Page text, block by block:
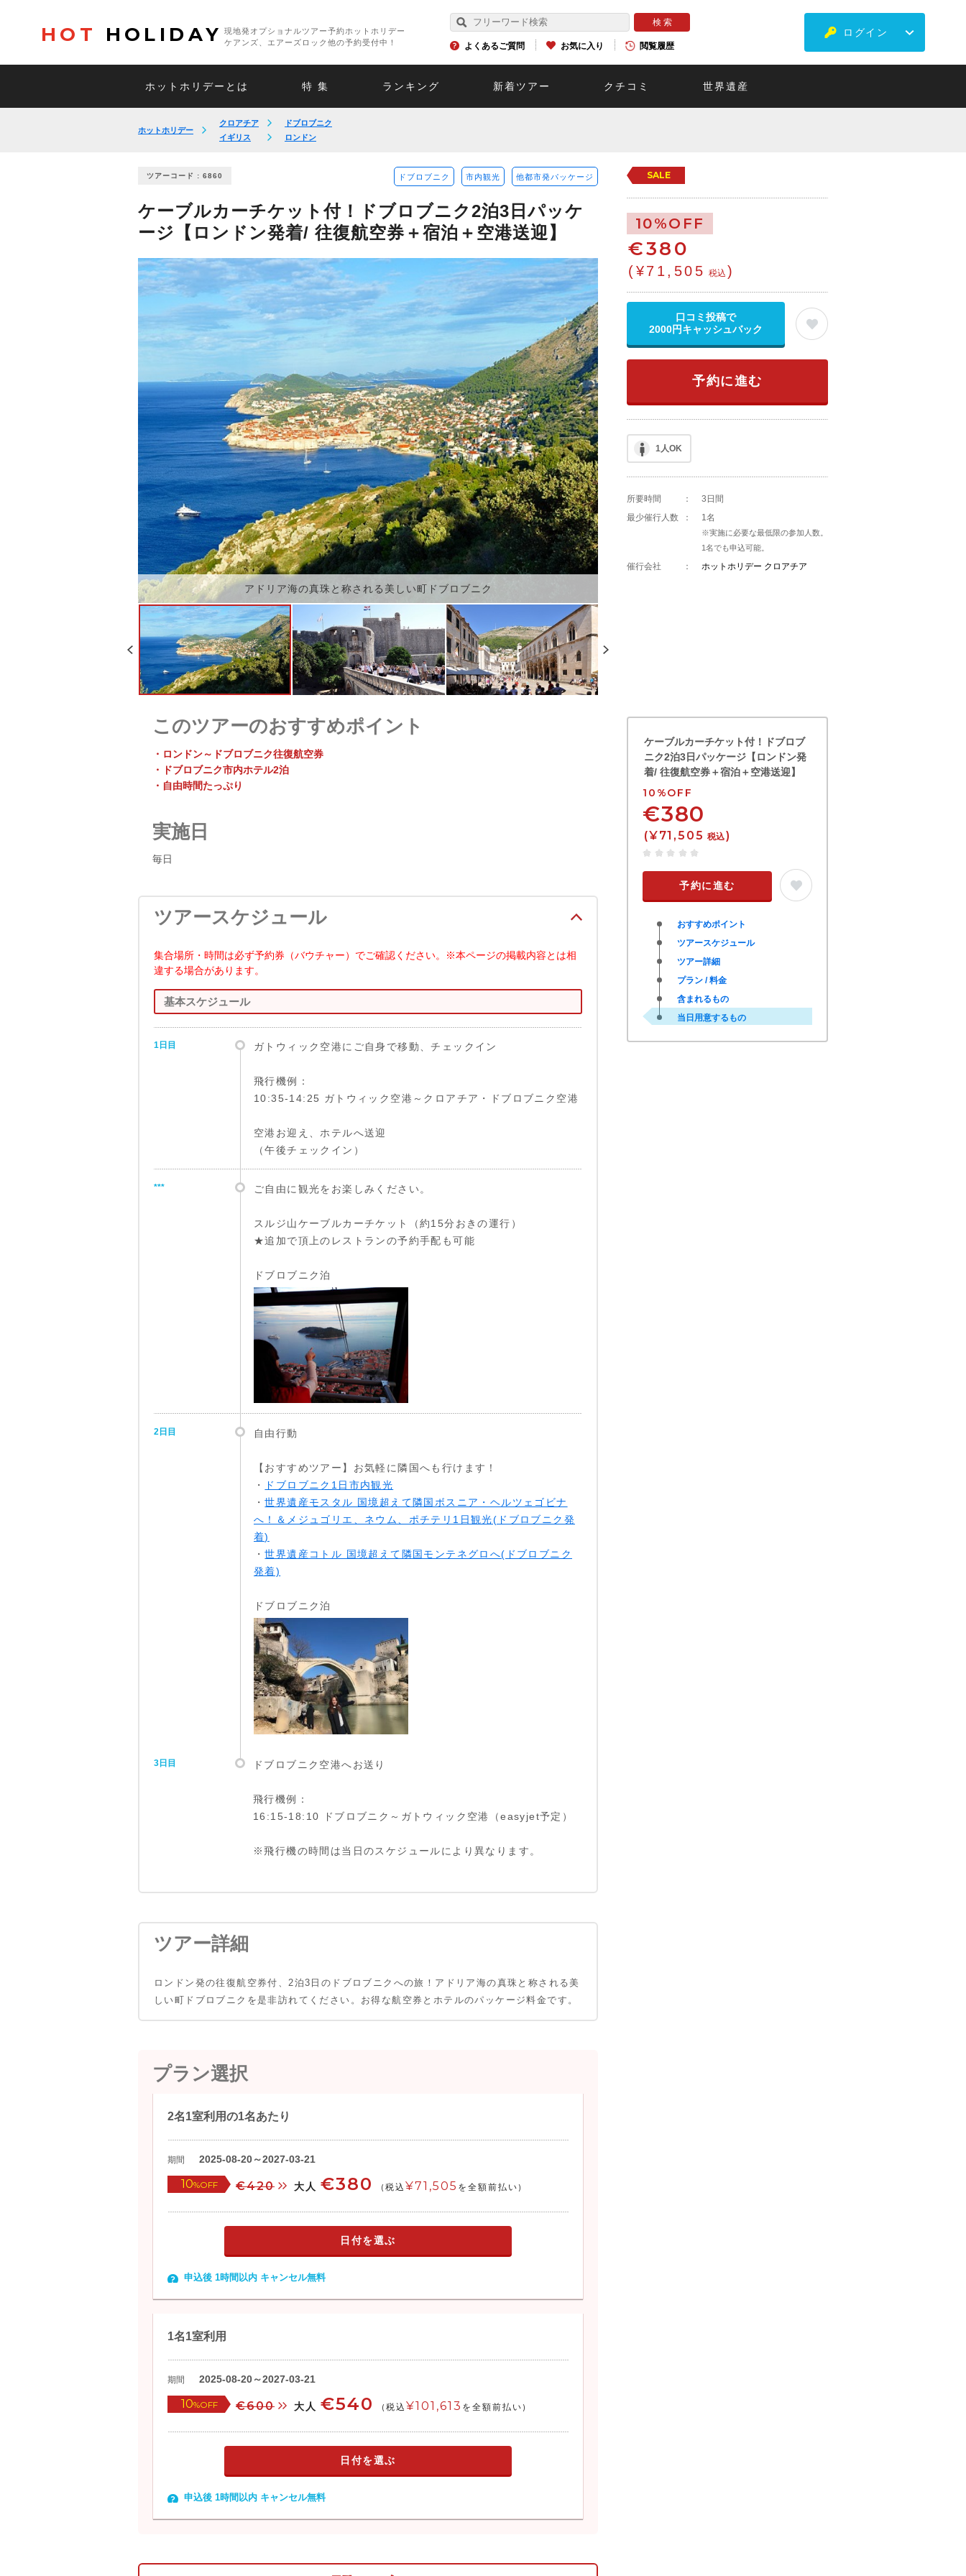
HOT HOLIDAY
現地発オプショナルツアー予約ホットホリデー
ケアンズ、エアーズロック他の予約受付中！
よくあるご質問 お気に入り 閲覧履歴
ログイン
ホットホリデーとは 特 集 ランキング 新着ツアー クチコミ 世界遺産
ホットホリデー
クロアチア
イギリス
ドブロブニク
ロンドン
ツアーコード : 6860 ドブロブニク 市内観光 他都市発パッケージ
ケーブルカーチケット付！ドブロブニク2泊3日パッケ
ージ【ロンドン発着/ 往復航空券＋宿泊＋空港送迎】
アドリア海の真珠と称される美しい町ドブロブニク
SALE
10%OFF
€380
(¥71,505 税込 )
口コミ投稿で
2000円キャッシュバック
予約に進む
1人OK
所要時間 ：
3日間
最少催行人数
： 1名
※実施に必要な最低限の参加人数。
1名でも申込可能。
催行会社 ： ホットホリデー クロアチア
このツアーのおすすめポイント
・ロンドン～ドブロブニク往復航空券
・ドブロブニク市内ホテル2泊
・自由時間たっぷり
実施日
毎日
ツアースケジュール
集合場所・時間は必ず予約券（バウチャー）でご確認ください。※本ページの掲載内容とは相
違する場合があります。
基本スケジュール
1日目 ガトウィック空港にご自身で移動、チェックイン
飛行機例：
10:35-14:25 ガトウィック空港～クロアチア・ドブロブニク空港
空港お迎え、ホテルへ送迎
（午後チェックイン）
*** ご自由に観光をお楽しみください。
スルジ山ケーブルカーチケット（約15分おきの運行）
★追加で頂上のレストランの予約手配も可能
ドブロブニク泊
2日目 自由行動
【おすすめツアー】お気軽に隣国へも行けます！
・
ドブロブニク1日市内観光
・世界遺産モスタル 国境超えて隣国ボスニア・ヘルツェゴビナ
へ！＆メジュゴリエ、ネウム、ポチテリ1日観光(ドブロブニク発
着)
・世界遺産コトル 国境超えて隣国モンテネグロへ(ドブロブニク
発着)
ドブロブニク泊
3日目 ドブロブニク空港へお送り
飛行機例：
16:15-18:10 ドブロブニク～ガトウィック空港（easyjet予定）
※飛行機の時間は当日のスケジュールにより異なります。
ツアー詳細
ロンドン発の往復航空券付、2泊3日のドブロブニクへの旅！アドリア海の真珠と称される美
しい町ドブロブニクを是非訪れてください。お得な航空券とホテルのパッケージ料金です。
プラン選択
2名1室利用の1名あたり
期間 2025-08-20～2027-03-21
10%OFF €420 大人 €380 (税込 ¥71,505 を全額前払い)
日付を選ぶ
申込後 1時間以内 キャンセル無料
1名1室利用
期間 2025-08-20～2027-03-21
10%OFF €600 大人 €540 (税込 ¥101,613 を全額前払い)
日付を選ぶ
申込後 1時間以内 キャンセル無料
ケーブルカーチケット付！ドブロブ
ニク2泊3日パッケージ【ロンドン発
着/ 往復航空券＋宿泊＋空港送迎】
10%OFF
€380
(¥71,505 税込)
予約に進む
おすすめポイント
ツアースケジュール
ツアー詳細
プラン / 料金
含まれるもの
当日用意するもの